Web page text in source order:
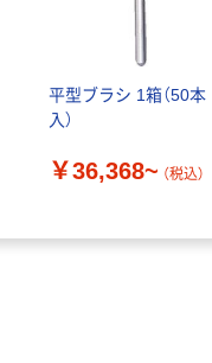
平型ブラシ 1箱（50本
入）
￥36,368~ （税込）